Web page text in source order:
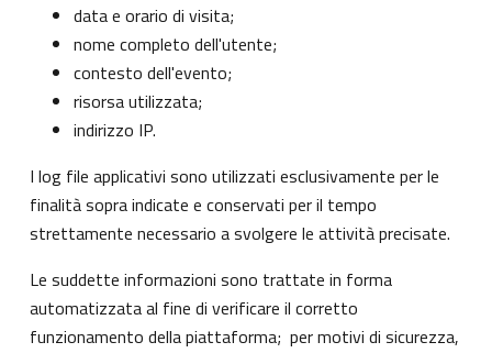
data e orario di visita;
nome completo dell'utente;
contesto dell'evento;
risorsa utilizzata;
indirizzo IP.
I log file applicativi sono utilizzati esclusivamente per le
finalità sopra indicate e conservati per il tempo
strettamente necessario a svolgere le attività precisate.
Le suddette informazioni sono trattate in forma
automatizzata al fine di verificare il corretto
funzionamento della piattaforma; per motivi di sicurezza,